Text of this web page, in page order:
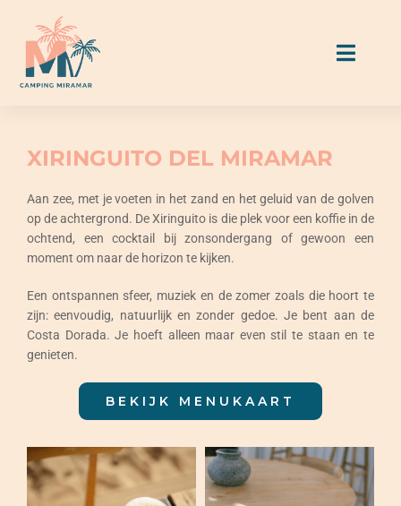
content
Toggle
Eten & Drinken
Activiteiten & Diensten
Miramar Gids
Evenementen
Contact
XIRINGUITO DEL MIRAMAR
Aan zee, met je voeten in het zand en het geluid van de golven
op de achtergrond. De Xiringuito is die plek voor een koffie in de
ochtend, een cocktail bij zonsondergang of gewoon een
moment om naar de horizon te kijken.
Een ontspannen sfeer, muziek en de zomer zoals die hoort te
zijn: eenvoudig, natuurlijk en zonder gedoe. Je bent aan de
Costa Dorada. Je hoeft alleen maar even stil te staan en te
genieten.
BEKIJK MENUKAART